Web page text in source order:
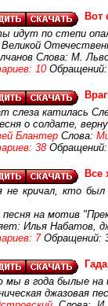
Вот
идут по степи
Слова: М.
10 Обращений:
слеза катилась
о солдате,
Блантер Слова:
38 Обращений:
Все
не кричал, кто
на мотив
Илья Набатов,
7 Обращений:
мы в года былые на
джазовая